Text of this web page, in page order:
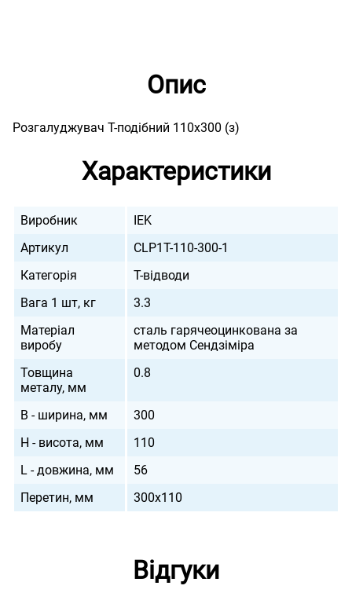
Опис
Розгалуджувач Т-подібний 110х300 (з)
Характеристики
Виробник
IEK
Артикул
CLP1T-110-300-1
Категорія
Т-відводи
Вага 1 шт, кг
3.3
Матеріал
виробу
сталь гарячеоцинкована за
методом Сендзіміра
Товщина
металу, мм
0.8
B - ширина, мм
300
H - висота, мм
110
L - довжина, мм
56
Перетин, мм
300х110
Відгуки